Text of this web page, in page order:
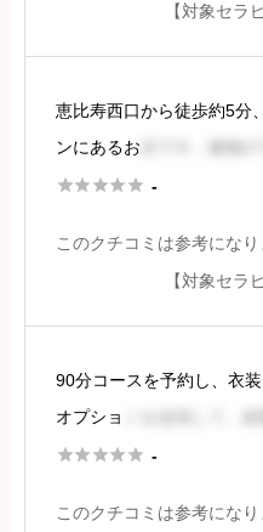
施術者は、記載の通り長
【対象セラ
恵比寿西口から徒歩約5分
ンにあるお
りましたが、店内は非常に
施術者はスレンダーで、
ニマムな体型ですが、女
 -
このクチコミは参考になり
【対象セラ
90分コースを予約し、衣
オプショ
容は全体的に満足できるも
セラピストの容姿は、掲
 -
このクチコミは参考になり